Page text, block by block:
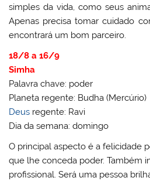
simples da vida, como seus
Apenas precisa tomar cuidado
encontrará um bom parceiro.
18/8 a 16/9
Simha
Palavra chave: poder
Planeta regente: Budha (Mercúrio)
Deus regente: Ravi
Dia da semana: domingo
O principal aspecto é a felicidade
que lhe conceda poder. Também
profissional. Será uma pessoa